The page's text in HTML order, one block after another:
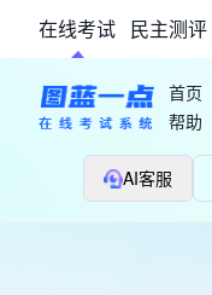
在线考试 民主测评
首页
帮助
AI客服